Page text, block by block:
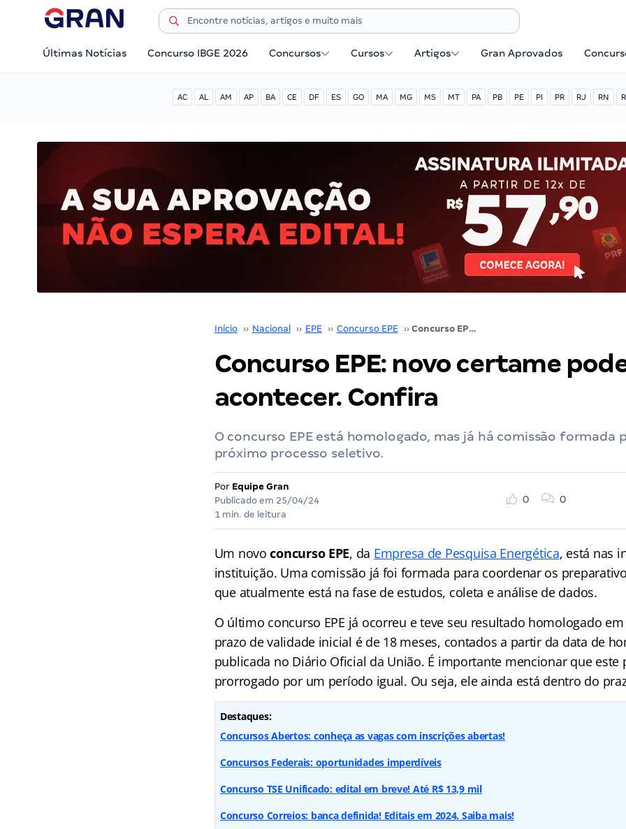
Últimas Notícias Concurso IBGE 2026 Concursos Cursos Artigos Gran Aprovados
AC AL AM AP BA CE DF ES GO MA MG MS MT PA PB PE PI PR RJ RN
Início ›› Nacional ›› EPE ›› Concurso EPE ›› Concurso EPE: novo certame pode acontecer. Confira
Concurso EPE: novo certame
acontecer. Confira
O concurso EPE está homologado, mas já há comissão formada
próximo processo seletivo.
Por Equipe Gran
Publicado em 25/04/24
1 min. de leitura
0 0
Um novoconcurso EPE, da Empresa de Pesquisa Energética, está nas
instituição. Uma comissão já foi formada para coordenar os
que atualmente está na fase de estudos, coleta e análise de dados.
O último concurso EPE já ocorreu e teve seu resultado homologado
prazo de validade inicial é de 18 meses, contados a partir da data de
publicada no Diário Oficial da União. É importante mencionar que este
prorrogado por um período igual. Ou seja, ele ainda está dentro do
Destaques:
Concursos Abertos: conheça as vagas com inscrições abertas!
Concursos Federais: oportunidades imperdíveis
Concurso TSE Unificado: edital em breve! Até R$ 13,9 mil
Concurso Correios: banca definida! Editais em 2024. Saiba mais!